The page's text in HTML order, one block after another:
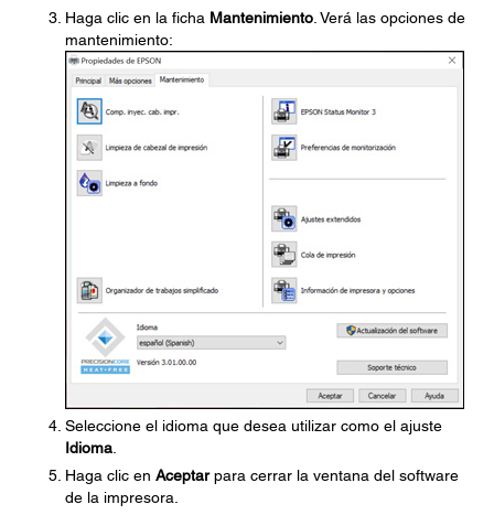
Haga clic en la ficha Mantenimiento . Verá las opciones de
mantenimiento:
Seleccione el idioma que desea utilizar como el ajuste
Idioma
Haga clic en Aceptarpara cerrar la ventana del software
de la impresora.